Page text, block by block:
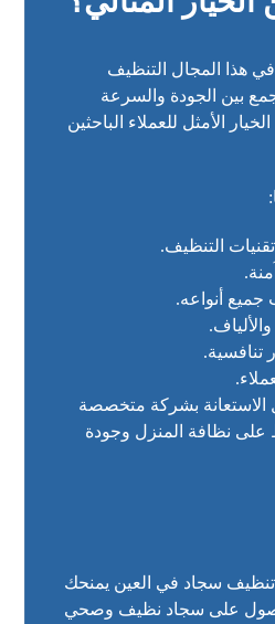
في هذا المجال التنظيف
بين الجودة والسرعة
الأمثل للعملاء الباحثين
التنظيف.
أنواعه.
تنافسية.
الاستعانة بشركة متخصصة
على نظافة المنزل وجودة
سجاد في العين يمنحك
على سجاد نظيف وصحي